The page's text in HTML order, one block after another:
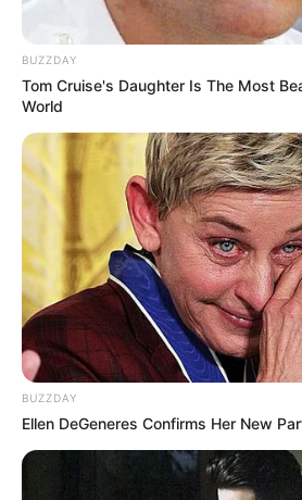
BUZZDAY
Tom Cruise's Daughter Is The Most
World
BUZZDAY
Ellen DeGeneres Confirms Her New